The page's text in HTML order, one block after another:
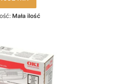
Mała ilość